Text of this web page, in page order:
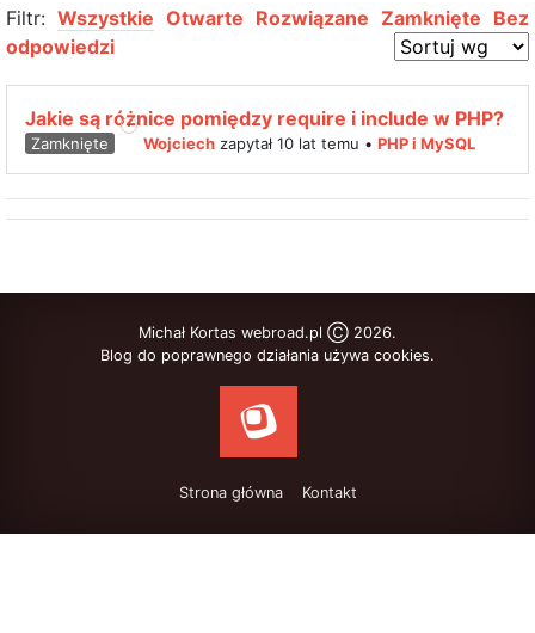
Filtr: Wszystkie Otwarte Rozwiązane Zamknięte Bez
odpowiedzi
Jakie są różnice pomiędzy require i include w PHP?
Zamknięte Wojciech zapytał 10 lat temu • PHP i MySQL
Michał Kortas webroad.pl Ⓒ 2026.
Blog do poprawnego działania używa cookies.
Strona główna Kontakt